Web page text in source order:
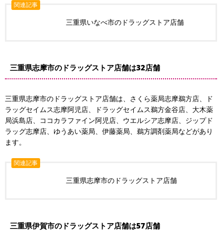
関連記事
三重県いなべ市のドラッグストア店舗
三重県志摩市のドラッグストア店舗は32店舗
三重県志摩市のドラッグストア店舗は、さくら薬局志摩鵜方店、ド
ラッグセイムス志摩阿児店、ドラッグセイムス鵜方金谷店、大木薬
局浜島店、ココカラファイン阿児店、ウエルシア志摩店、ジップド
ラッグ志摩店、ゆうあい薬局、伊藤薬局、鵜方調剤薬局などがあり
ます。
関連記事
三重県志摩市のドラッグストア店舗
三重県伊賀市のドラッグストア店舗は57店舗